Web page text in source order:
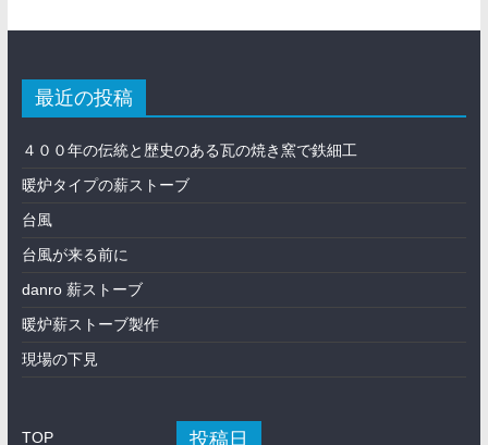
最近の投稿
４００年の伝統と歴史のある瓦の焼き窯で鉄細工
暖炉タイプの薪ストーブ
台風
台風が来る前に
danro 薪ストーブ
暖炉薪ストーブ製作
現場の下見
TOP
投稿日